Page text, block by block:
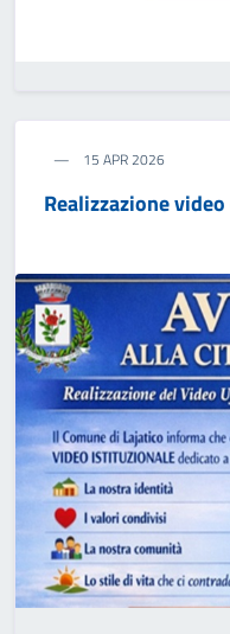
15 APR 2026
Realizzazione